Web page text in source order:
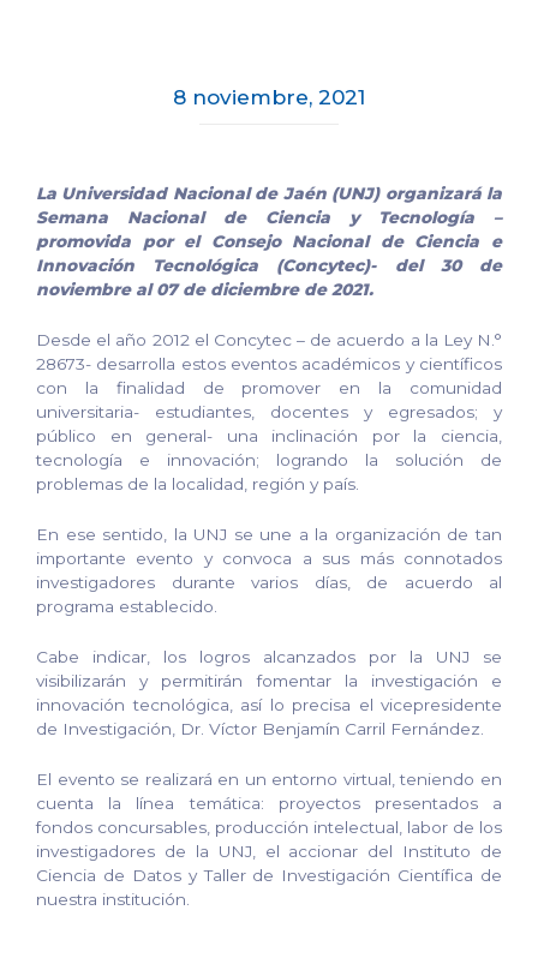
8 noviembre, 2021
La Universidad Nacional de Jaén (UNJ) organizará la
Semana Nacional de Ciencia y Tecnología –
promovida por el Consejo Nacional de Ciencia e
Innovación Tecnológica (Concytec)- del 30 de
noviembre al 07 de diciembre de 2021.
Desde el año 2012 el Concytec – de acuerdo a la Ley N.°
28673- desarrolla estos eventos académicos y científicos
con la finalidad de promover en la comunidad
universitaria- estudiantes, docentes y egresados; y
público en general- una inclinación por la ciencia,
tecnología e innovación; logrando la solución de
problemas de la localidad, región y país.
En ese sentido, la UNJ se une a la organización de tan
importante evento y convoca a sus más connotados
investigadores durante varios días, de acuerdo al
programa establecido.
Cabe indicar, los logros alcanzados por la UNJ se
visibilizarán y permitirán fomentar la investigación e
innovación tecnológica, así lo precisa el vicepresidente
de Investigación, Dr. Víctor Benjamín Carril Fernández.
El evento se realizará en un entorno virtual, teniendo en
cuenta la línea temática: proyectos presentados a
fondos concursables, producción intelectual, labor de los
investigadores de la UNJ, el accionar del Instituto de
Ciencia de Datos y Taller de Investigación Científica de
nuestra institución.